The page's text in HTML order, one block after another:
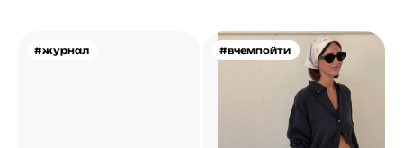
#журнал #вчемпойти